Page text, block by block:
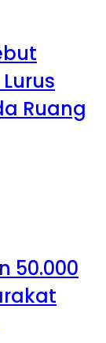
Ruang
50.000